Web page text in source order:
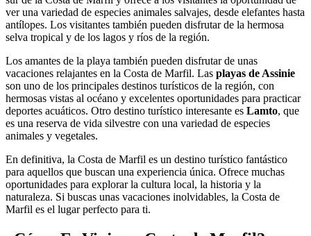
ver una variedad de especies animales salvajes, desde elefantes hasta
antílopes. Los visitantes también pueden disfrutar de la hermosa
selva tropical y de los lagos y ríos de la región.
Los amantes de la playa también pueden disfrutar de unas
vacaciones relajantes en la Costa de Marfil. Las playas de Assinie
son uno de los principales destinos turísticos de la región, con
hermosas vistas al océano y excelentes oportunidades para practicar
deportes acuáticos. Otro destino turístico interesante es Lamto, que
es una reserva de vida silvestre con una variedad de especies
animales y vegetales.
En definitiva, la Costa de Marfil es un destino turístico fantástico
para aquellos que buscan una experiencia única. Ofrece muchas
oportunidades para explorar la cultura local, la historia y la
naturaleza. Si buscas unas vacaciones inolvidables, la Costa de
Marfil es el lugar perfecto para ti.